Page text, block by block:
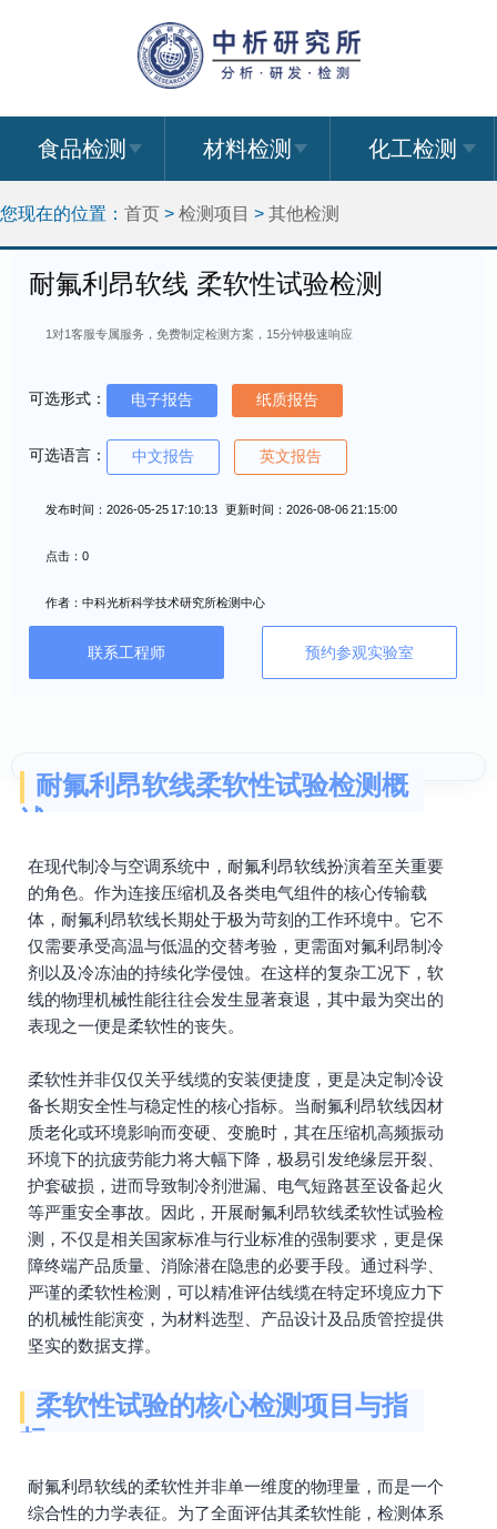
食品检测 材料检测 化工检测
您现在的位置： 首页 > 检测项目 > 其他检测
耐氟利昂软线 柔软性试验检测
1对1客服专属服务，免费制定检测方案，15分钟极速响应
可选形式： 电子报告 纸质报告
可选语言： 中文报告 英文报告
发布时间：2026-05-25 17:10:13 更新时间：2026-08-06 21:15:00
点击：0
作者：中科光析科学技术研究所检测中心
联系工程师 预约参观实验室
耐氟利昂软线柔软性试验检测概
述
在现代制冷与空调系统中，耐氟利昂软线扮演着至关重要
的角色。作为连接压缩机及各类电气组件的核心传输载
体，耐氟利昂软线长期处于极为苛刻的工作环境中。它不
仅需要承受高温与低温的交替考验，更需面对氟利昂制冷
剂以及冷冻油的持续化学侵蚀。在这样的复杂工况下，软
线的物理机械性能往往会发生显著衰退，其中最为突出的
表现之一便是柔软性的丧失。
柔软性并非仅仅关乎线缆的安装便捷度，更是决定制冷设
备长期安全性与稳定性的核心指标。当耐氟利昂软线因材
质老化或环境影响而变硬、变脆时，其在压缩机高频振动
环境下的抗疲劳能力将大幅下降，极易引发绝缘层开裂、
护套破损，进而导致制冷剂泄漏、电气短路甚至设备起火
等严重安全事故。因此，开展耐氟利昂软线柔软性试验检
测，不仅是相关国家标准与行业标准的强制要求，更是保
障终端产品质量、消除潜在隐患的必要手段。通过科学、
严谨的柔软性检测，可以精准评估线缆在特定环境应力下
的机械性能演变，为材料选型、产品设计及品质管控提供
坚实的数据支撑。
柔软性试验的核心检测项目与指
标
耐氟利昂软线的柔软性并非单一维度的物理量，而是一个
综合性的力学表征。为了全面评估其柔软性能，检测体系